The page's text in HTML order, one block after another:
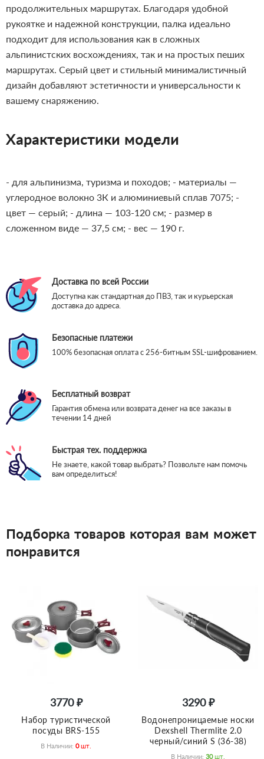
продолжительных маршрутах. Благодаря удобной
рукоятке и надежной конструкции, палка идеально
подходит для использования как в сложных
альпинистских восхождениях, так и на простых пеших
маршрутах. Серый цвет и стильный минималистичный
дизайн добавляют эстетичности и универсальности к
вашему снаряжению.
Характеристики модели
- для альпинизма, туризма и походов; - материалы —
углеродное волокно 3К и алюминиевый сплав 7075; -
цвет — серый; - длина — 103-120 см; - размер в
сложенном виде — 37,5 см; - вес — 190 г.
Доставка по всей России
Доступна как стандартная до ПВЗ, так и курьерская
доставка до адреса.
Безопасные платежи
100% безопасная оплата с 256-битным SSL-шифрованием.
Бесплатный возврат
Гарантия обмена или возврата денег на все заказы в
течении 14 дней
Быстрая тех. поддержка
Не знаете, какой товар выбрать? Позвольте нам помочь
вам определиться!
Подборка товаров которая вам может
понравится
3770 ₽
Набор туристической
посуды BRS-155
В Наличии: 0 Шт.
3290 ₽
Водонепроницаемые носки
Dexshell Thermlite 2.0
черный/синий S (36-38)
В Наличии: 30 Шт.